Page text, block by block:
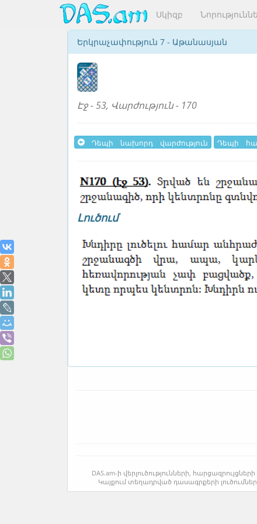
Սկիզբ
Երկրաչափություն 7 - Աթանասյան
Էջ - 53, Վարժություն - 170
Դեպի նախորդ վարժություն Դեպի
Լուծում
DAS.am-ի վերլուծությունների,
Կայքում տեղադրված դասագրքերի